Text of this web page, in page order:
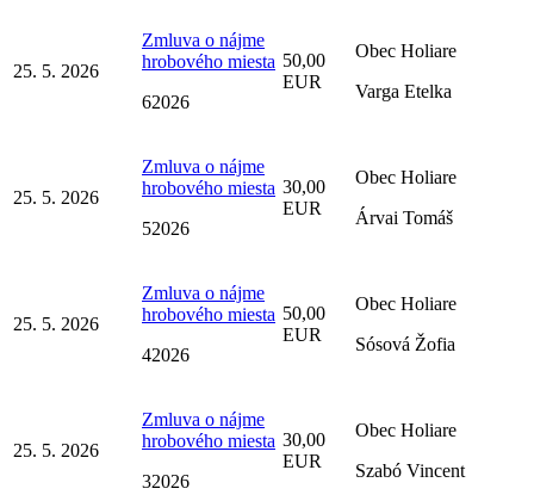
25. 5. 2026
Zmluva o nájme
hrobového miesta
62026
50,00
EUR
Obec Holiare
Varga Etelka
25. 5. 2026
Zmluva o nájme
hrobového miesta
52026
30,00
EUR
Obec Holiare
Árvai Tomáš
25. 5. 2026
Zmluva o nájme
hrobového miesta
42026
50,00
EUR
Obec Holiare
Sósová Žofia
25. 5. 2026
Zmluva o nájme
hrobového miesta
32026
30,00
EUR
Obec Holiare
Szabó Vincent